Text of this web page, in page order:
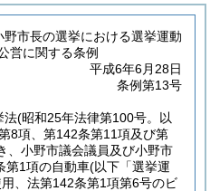
市長の選挙における選挙運動
営に関する条例
平成6年6月28日
条例第13号
法(昭和25年法律第100号。以
8項、第142条第11項及び第
、小野市議会議員及び小野市
第1項の自動車(以下「選挙運
、法第142条第1項第6号のビ